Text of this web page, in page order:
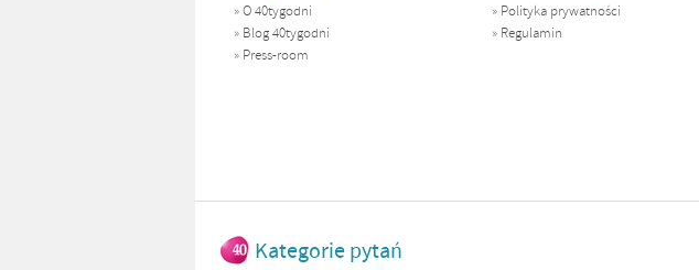
»O 40tygodni
» Blog 40tygodni
» Press-room
» Polityka prywatności
» Regulamin
Kategorie pytań